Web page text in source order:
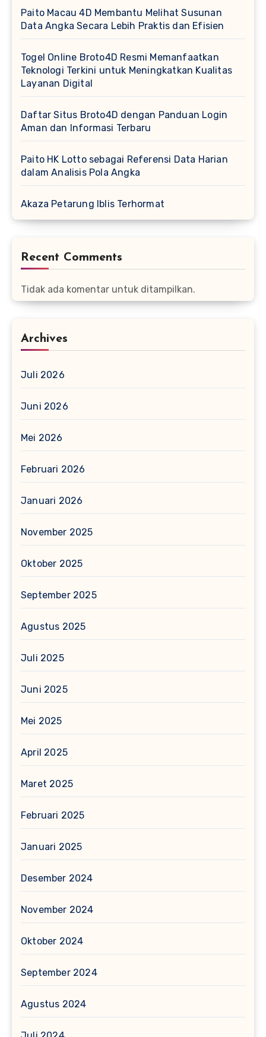
Paito Macau 4D Membantu Melihat Susunan
Data Angka Secara Lebih Praktis dan Efisien
Togel Online Broto4D Resmi Memanfaatkan
Teknologi Terkini untuk Meningkatkan Kualitas
Layanan Digital
Daftar Situs Broto4D dengan Panduan Login
Aman dan Informasi Terbaru
Paito HK Lotto sebagai Referensi Data Harian
dalam Analisis Pola Angka
Akaza Petarung Iblis Terhormat
Recent Comments
Tidak ada komentar untuk ditampilkan.
Archives
Juli 2026
Juni 2026
Mei 2026
Februari 2026
Januari 2026
November 2025
Oktober 2025
September 2025
Agustus 2025
Juli 2025
Juni 2025
Mei 2025
April 2025
Maret 2025
Februari 2025
Januari 2025
Desember 2024
November 2024
Oktober 2024
September 2024
Agustus 2024